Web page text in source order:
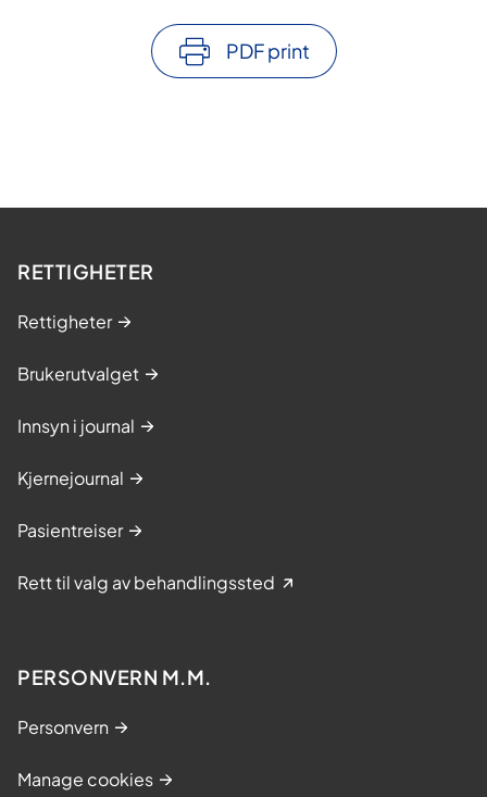
PDF print
RETTIGHETER
Rettigheter
Brukerutvalget
Innsyn i journal
Kjernejournal
Pasientreiser
Rett til valg av behandlingssted
PERSONVERN M.M.
Personvern
Manage cookies